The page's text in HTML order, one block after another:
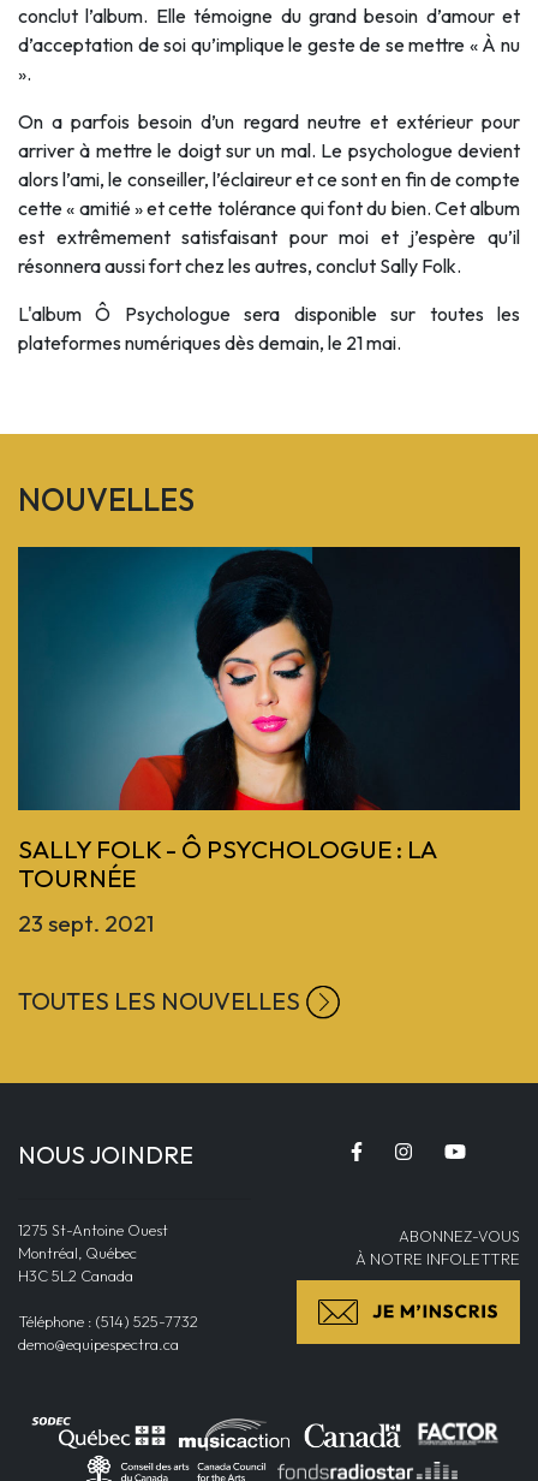
conclut l’album. Elle témoigne du grand besoin d’amour et
d’acceptation de soi qu’implique le geste de se mettre « À nu
».
On a parfois besoin d’un regard neutre et extérieur pour
arriver à mettre le doigt sur un mal. Le psychologue devient
alors l’ami, le conseiller, l’éclaireur et ce sont en fin de compte
cette « amitié » et cette tolérance qui font du bien. Cet album
est extrêmement satisfaisant pour moi et j’espère qu’il
résonnera aussi fort chez les autres, conclut Sally Folk.
L'album Ô Psychologue sera disponible sur toutes les
plateformes numériques dès demain, le 21 mai.
NOUVELLES
SALLY FOLK - Ô PSYCHOLOGUE : LA
TOURNÉE
23 sept. 2021
TOUTES LES NOUVELLES
NOUS JOINDRE
1275 St-Antoine Ouest
Montréal, Québec
H3C 5L2 Canada
Téléphone : (514) 525-7732
demo@equipespectra.ca
ABONNEZ-VOUS
À NOTRE INFOLETTRE